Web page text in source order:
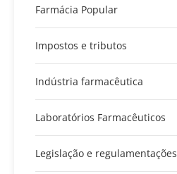
Farmácia Popular
Impostos e tributos
Indústria farmacêutica
Laboratórios Farmacêuticos
Legislação e regulamentações